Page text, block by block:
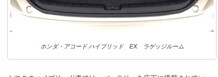
ホンダ・アコード ハイブリッド EX ラゲッジルーム